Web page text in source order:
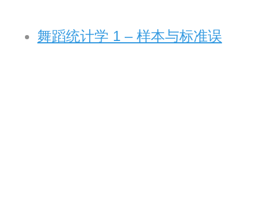
舞蹈统计学 1 – 样本与标准误